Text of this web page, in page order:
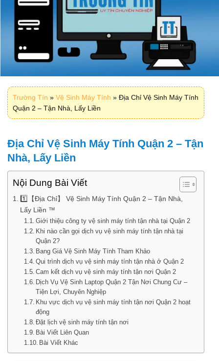
Trường Tín » Vệ Sinh Máy Tính » Địa Chỉ Vệ Sinh Máy Tính
Quận 2 – Tận Nhà, Lấy Liền
Địa Chỉ Vệ Sinh Máy Tính Quận 2 – Tận
Nhà, Lấy Liền
Nội Dung Bài Viết
1️⃣【Địa Chỉ】 Vệ Sinh Máy Tính Quận 2 – Tận Nhà,
Lấy Liền ™
Giới thiệu công ty vệ sinh máy tính tận nhà tại Quận 2
Khi nào cần gọi dịch vụ vệ sinh máy tính tận nhà tại
Quận 2?
Bang Giá Vệ Sinh Máy Tính Tham Khảo
Qui trình dịch vụ vệ sinh máy tính tận nhà ở Quận 2
Cam kết dịch vụ vệ sinh máy tính tận nơi Quận 2
Dịch Vụ Vệ Sinh Laptop Quận 2 Tận Nơi Chung Cư –
Tiện Lợi, Chuyên Nghiệp
Khu vực dịch vụ vệ sinh máy tính tận nơi Quận 2 hoạt
động
Đặt lịch vệ sinh máy tính tận nơi
Bài Viết Liên Quan
Bài Viết Khác